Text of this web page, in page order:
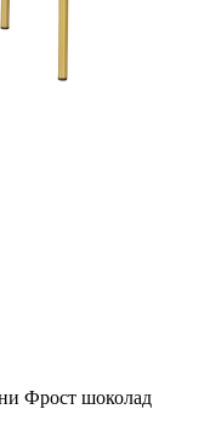
Фрост шоколад